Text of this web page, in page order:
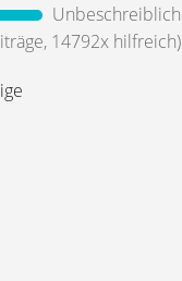
Unbeschreiblich
14792x hilfreich)